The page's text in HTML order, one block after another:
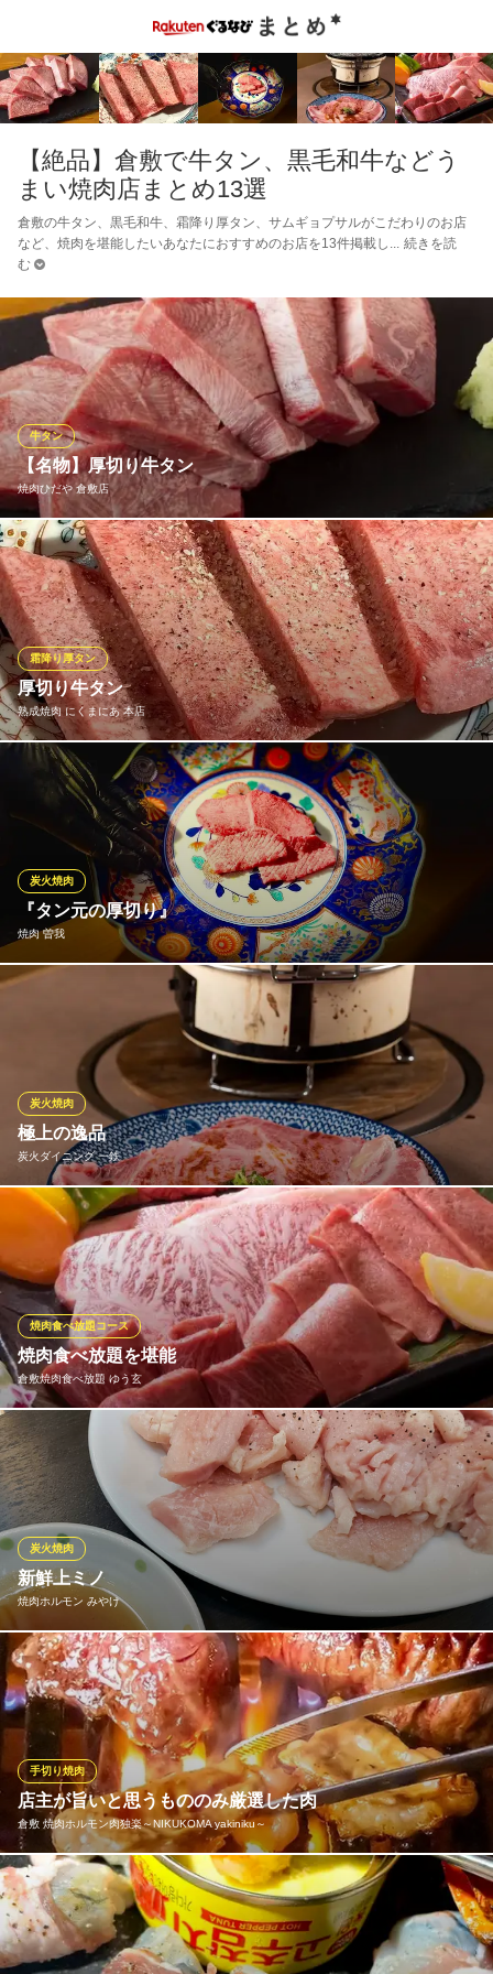
【絶品】倉敷で牛タン、黒毛和牛などう
まい焼肉店まとめ13選
倉敷の牛タン、黒毛和牛、霜降り厚タン、サムギョプサルがこだわりのお店
など、焼肉を堪能したいあなたにおすすめのお店を13件掲載し
続きを読
む
【名物】厚切り牛タン
焼肉ひだや 倉敷店
牛タン
名物の厚切りタンは、厚切りなのに柔らかくサシも入っているた
めしっかりとした味を楽しんでいただけます。 噛んだ瞬間、肉の
旨みが溢れだすような感覚をお楽しみ下さい。
焼肉ひだや 倉敷店
岡山人気焼肉店が倉敷に
水島臨海鉄道水島本線倉敷市駅 徒歩8分
岡山県倉敷市阿知3-22-7
厚切り牛タン
熟成焼肉 にくまにあ 本店
霜降り厚タン
独特な食感と風味に魅了される人も多い牛タン。当店では、「厚
切り塩タン」「ネギ塩タン」「タンの焼きしゃぶ」をご用意して
おります。また、熟成焼肉が食べられるがにくまにあ。もちろん
熟成タンもお楽しみいただけます！当店ならでは牛タンを、ぜひ
ご賞味ください。
熟成焼肉 にくまにあ 本店
倉敷で愉しむ個室焼肉店
ＪＲ倉敷駅南口 徒歩6分
岡山県倉敷市鶴形1-2-28 2F
『タン元の厚切り』
焼肉 曽我
炭火焼肉
一頭から二切れしか取れない1番良い所を厚切りで。食べ方にもこ
だわるメニューです。
焼肉 曽我
完全予約制の焼肉コース
水島臨海鉄道水島本線倉敷市駅 徒歩8分
岡山県倉敷市阿知3-22-9 はなやビル
極上の逸品
炭火ダイニング 一鉄
炭火焼肉
とろけるような食感と肉汁溢れる美味しいお肉が食べたい、そん
な方におすすめ！
炭火ダイニング 一鉄
個室完備の焼肉店
ＪＲ倉敷駅 徒歩3分
岡山県倉敷市阿知3-4-1
焼肉食べ放題を堪能
倉敷焼肉食べ放題 ゆう玄
焼肉食べ放題コース
和牛の良質なお肉をいっぱい食べて頂きたい・・・その思いでお
安くご提供しております。暑いこの夏は絶品のお肉と、ビールで
いかがですか？
倉敷焼肉食べ放題 ゆう玄
倉敷 焼肉食べ放題
ＪＲ倉敷駅 徒歩5分
岡山県倉敷市阿知2-19-29 エトワール21 B2
新鮮上ミノ
焼肉ホルモン みやけ
炭火焼肉
ゴマ油がよく合う新鮮上ミノ！焼いても柔らかく歯ごたえがあり
ジューシー。
焼肉ホルモン みやけ
駅近×厳選和牛
水島臨海鉄道水島本線倉敷市駅 徒歩1分
岡山県倉敷市阿知1-7-2 B1
店主が旨いと思うもののみ厳選した肉
倉敷 焼肉ホルモン肉独楽～NIKUKOMA yakiniku～
手切り焼肉
格式張らず、気軽にとにかく旨い肉が食べたい…そんな時は肉独
楽へ！ブランド名に惑わされず店主自ら目利きして「本当に旨
い」と認めた肉だけをリーズナブルに仕入れています。毎日でも
通いたくなるコスパと味が自慢の焼肉居酒屋！その日一番の肉を